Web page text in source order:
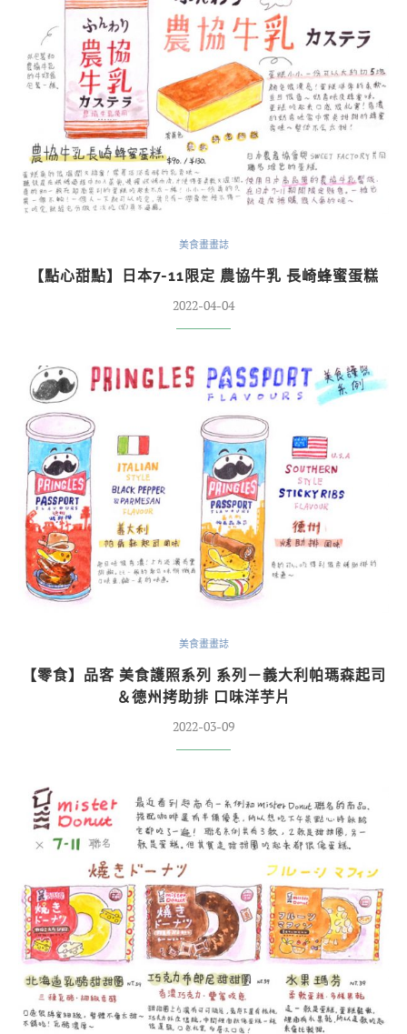
美食畫畫誌
【點心甜點】日本7-11限定 農協牛乳 長崎蜂蜜蛋糕
2022-04-04
美食畫畫誌
【零食】品客 美食護照系列 系列－義大利帕瑪森起司
＆德州拷助排 口味洋芋片
2022-03-09